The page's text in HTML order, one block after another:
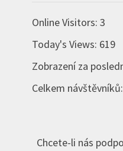
Online Visitors: 3
Today's Views: 619
Zobrazení za
Celkem návštěvníků:
Chcete-li nás